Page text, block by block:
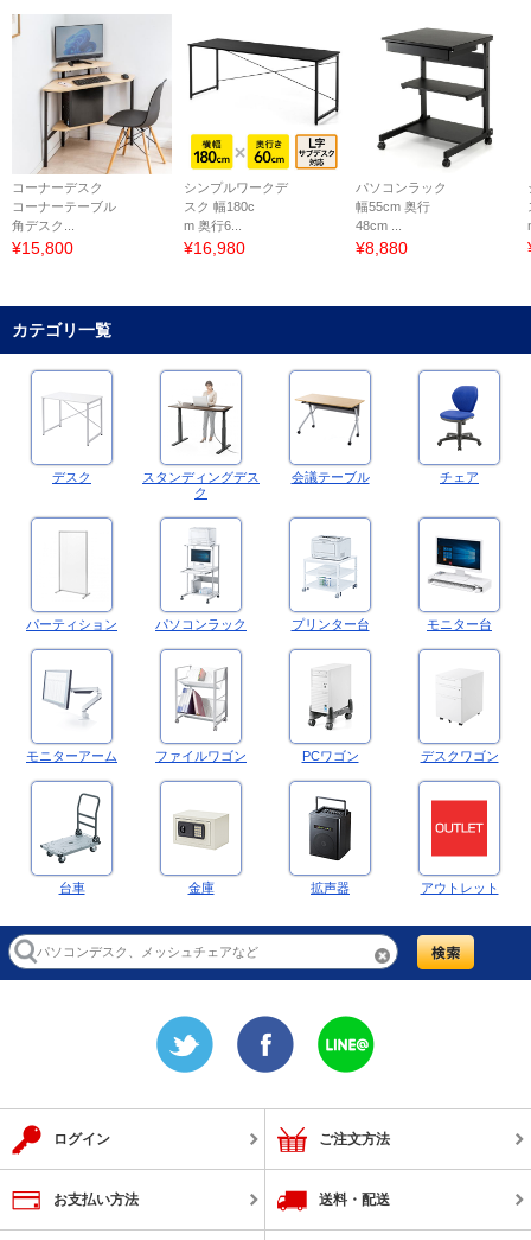
コーナーデスク
コーナーテーブル
角デスク...
¥15,800
シンプルワークデ
スク 幅180c
m 奥行6...
¥16,980
パソコンラック
幅55cm 奥行
48cm ...
¥8,880
カテゴリ一覧
デスク
スタンディングデス
ク
会議テーブル チェア
パーティション パソコンラック プリンター台 モニター台
モニターアーム ファイルワゴン PCワゴン デスクワゴン
台車 金庫 拡声器 アウトレット
ログイン ご注文方法
お支払い方法 送料・配送